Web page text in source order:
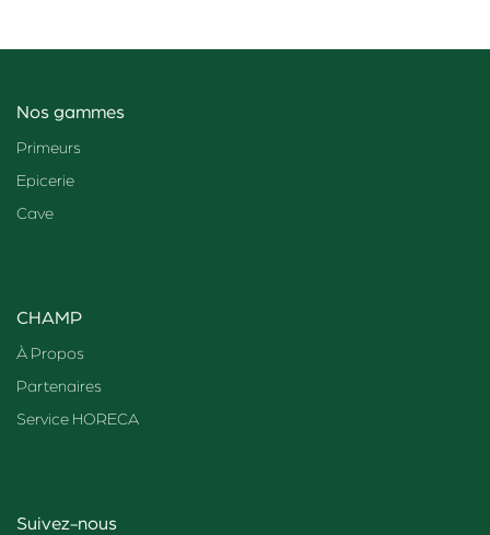
Nos gammes
Primeurs
Epicerie
Cave
CHAMP
À Propos
Partenaires
Service HORECA
Suivez-nous